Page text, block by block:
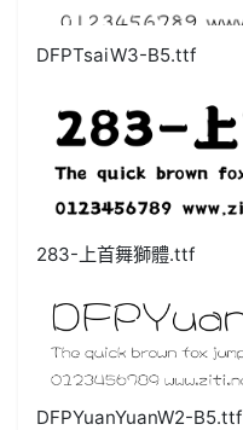
DFPTsaiW3-B5.ttf
283-上首舞獅體.ttf
DFPYuanYuanW2-B5.ttf